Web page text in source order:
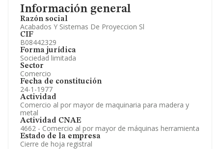
Información general
Razón social
Acabados Y Sistemas De Proyeccion Sl
CIF
B08442329
Forma jurídica
Sociedad limitada
Sector
Comercio
Fecha de constitución
24-1-1977
Actividad
Comercio al por mayor de maquinaria para madera y
metal
Actividad CNAE
4662 - Comercio al por mayor de máquinas herramienta
Estado de la empresa
Cierre de hoja registral
Información oficial y registral complementaria.